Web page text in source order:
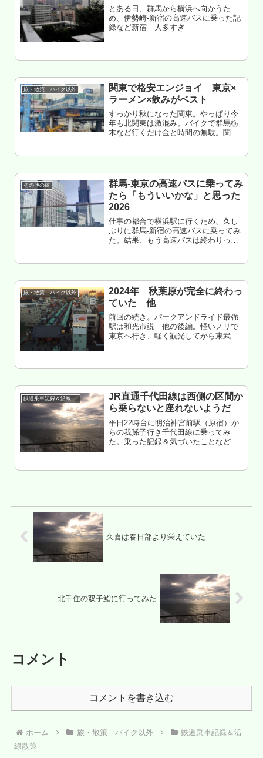
とある日、群馬から横浜へ向かうた
め、伊勢崎-新宿の高速バスに乗った記
録など新宿 人多すぎ
旅・散策 バイク以外
関東で格安エンジョイ 東京×
ラーメン×飲みがベスト
すっかり秋になった関東。やっぱり今
年も北関東は激混み。バイクで群馬栃
木など行くだけ金と時間の無駄。関東
その他の旅
群馬-東京の高速バスに乗ってみ
たら「もういいかな」と思った
2026
仕事の都合で横浜駅に行くため、久し
ぶりに群馬-新宿の高速バスに乗ってみ
た。結果、もう高速バスは終わりっぽ
旅・散策 バイク以外
2024年 秋葉原が完全に終わっ
ていた 他
前回の続き。パークアンドライド最強
駅は和光市説 他の後編。軽いノリで
東京へ行き、軽く観光してから東武伊
鉄道乗車記録＆沿線散策
JR直通千代田線は西側の区間か
ら乗らないと座れないようだ
平日22時台に明治神宮前駅（原宿）か
らの我孫子行き千代田線に乗ってみ
た。乗った記録＆気づいたことなどを
■北千住で下りる場合はJR直通の千代
久喜は春日部より栄えていた
北千住の双子鮨に行ってみた
コメント
コメントを書き込む
ホーム 旅・散策 バイク以外
鉄道乗車記録＆沿
線散策